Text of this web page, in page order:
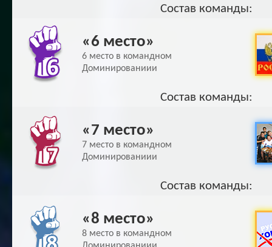
Состав команды:
«6 место»
6 место в командном
Доминированиии
Состав команды:
«7 место»
7 место в командном
Доминированиии
Состав команды:
«8 место»
8 место в командном